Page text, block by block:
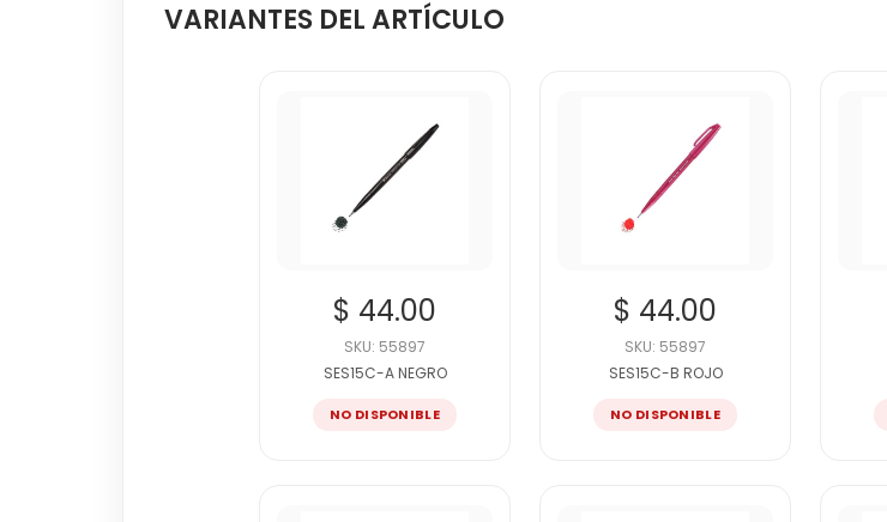
VARIANTES DEL ARTÍCULO
$ 44.00
SKU: 55897
SES15C-A NEGRO
NO DISPONIBLE
$ 44.00
SKU: 55897
SES15C-B ROJO
NO DISPONIBLE